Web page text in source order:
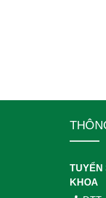
TUYỂN
KHOA